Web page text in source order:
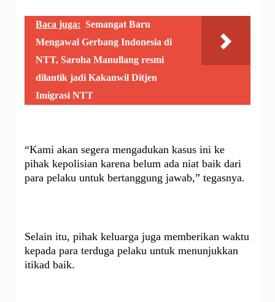
Baca juga: Semangat Baru
Mengawal Gerbang Indonesia di
NTT, Saroha Manullang resmi
dilantik jadi Kakanwil Ditjen
Imigrasi NTT
“Kami akan segera mengadukan kasus ini ke
pihak kepolisian karena belum ada niat baik dari
para pelaku untuk bertanggung jawab,” tegasnya.
Selain itu, pihak keluarga juga memberikan waktu
kepada para terduga pelaku untuk menunjukkan
itikad baik.